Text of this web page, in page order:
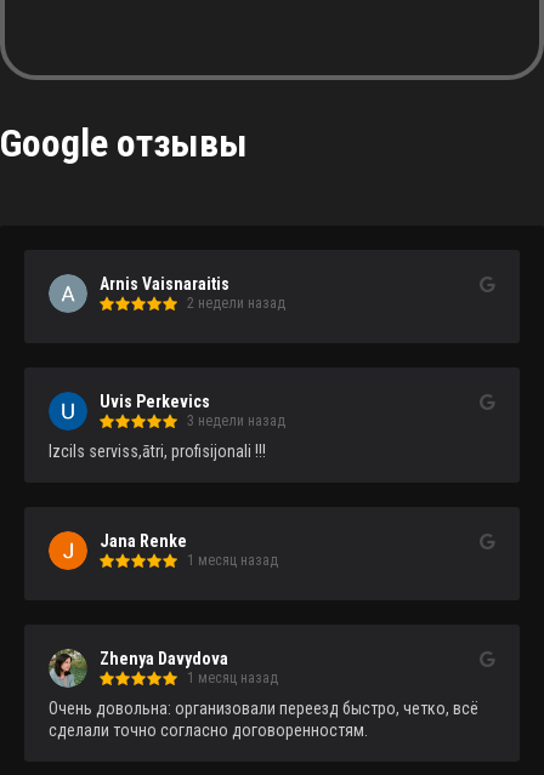
Google отзывы
Arnis Vaisnaraitis
2 недели назад
Uvis Perkevics
3 недели назад
Izcils serviss,ātri, profisijonali !!!
Jana Renke
1 месяц назад
Zhenya Davydova
1 месяц назад
Очень довольна: организовали переезд быстро, четко, всё
сделали точно согласно договоренностям.